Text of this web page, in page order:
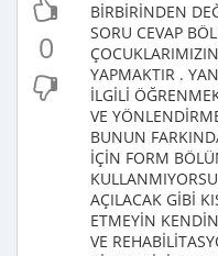
0
BİRBİRİNDEN
SORU CEVAP
YAPMAKTIR .
İLGİLİ
VE
BUNUN
İÇİN FORM
AÇILACAK GİBİ
ETMEYİN
VE